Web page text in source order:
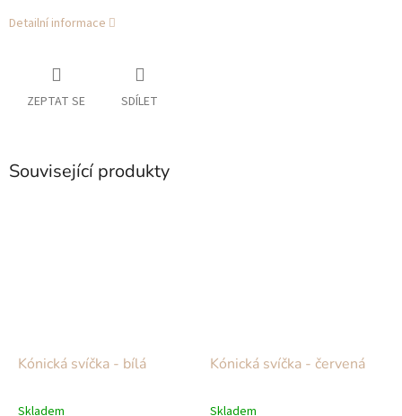
Detailní informace
ZEPTAT SE SDÍLET
Související produkty
Kónická svíčka - bílá
Skladem
Kónická svíčka - červená
Skladem